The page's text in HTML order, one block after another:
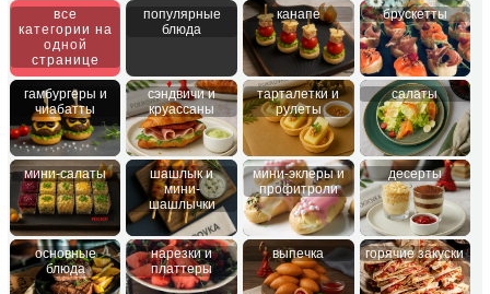
все
категории на
одной
странице
популярные
блюда
канапе брускетты
гамбургеры и
чиабатты
сэндвичи и
круассаны
тарталетки и
рулеты
салаты
мини-салаты
шашлык и
мини-
шашлычки
мини-эклеры и
профитроли
десерты
основные
блюда
нарезки и
платтеры
выпечка горячие закуски